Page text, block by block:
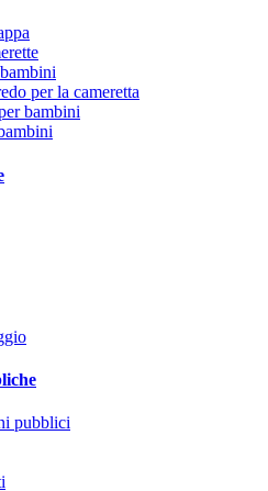
per la cameretta
bambini
pubblici